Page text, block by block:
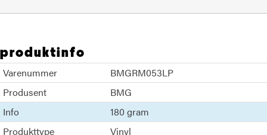
produktinfo
Varenummer
BMGRM053LP
Produsent
BMG
Info
180 gram
Produkttype
Vinyl